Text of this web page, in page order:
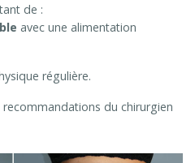
de :
avec une alimentation
régulière.
du chirurgien